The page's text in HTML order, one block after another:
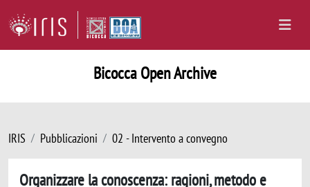
Bicocca Open Archive
IRIS Pubblicazioni 02 - Intervento a convegno
Organizzare la conoscenza: ragioni, metodo e